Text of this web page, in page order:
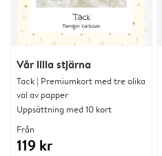
Vår lilla stjärna
Tack | Premiumkort med tre olika
val av papper
Uppsättning med 10 kort
Från
119 kr